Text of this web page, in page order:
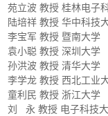
苑立波 教授 桂林电子
陆培祥 教授 华中科技
李宝军 教授 暨南大学
袁小聪 教授 深圳大学
孙洪波 教授 清华大学
李学龙 教授 西北工业
童利民 教授 浙江大学
刘 永 教授 电子科技